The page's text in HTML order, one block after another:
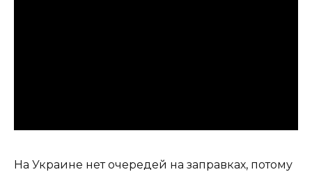
На Украине нет очередей на заправках, потому